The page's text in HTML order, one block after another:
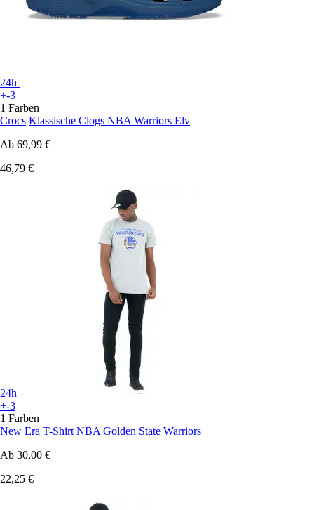
24h
+-3
1 Farben
Crocs Klassische Clogs NBA Warriors Elv
Ab 69,99 €
46,79 €
24h
+-3
1 Farben
New Era T-Shirt NBA Golden State Warriors
Ab 30,00 €
22,25 €